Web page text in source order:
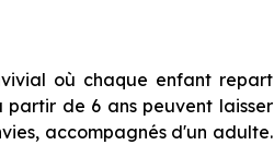
où chaque enfant repart
partir de 6 ans peuvent laisser
accompagnés d'un adulte.